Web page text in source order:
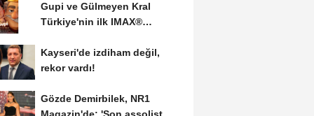
Gupi ve Gülmeyen Kral
Türkiye'nin ilk IMAX®
Kayseri'de izdiham değil,
rekor vardı!
Gözde Demirbilek, NR1